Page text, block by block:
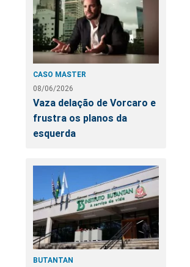
CASO MASTER
08/06/2026
Vaza delação de Vorcaro e
frustra os planos da
esquerda
BUTANTAN